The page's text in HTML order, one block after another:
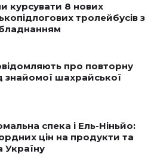
курсувати 8 нових
тролейбусів з
про повторну
знайомої шахрайської
спека і Ель-Ніньйо:
цін на продукти та
Україну